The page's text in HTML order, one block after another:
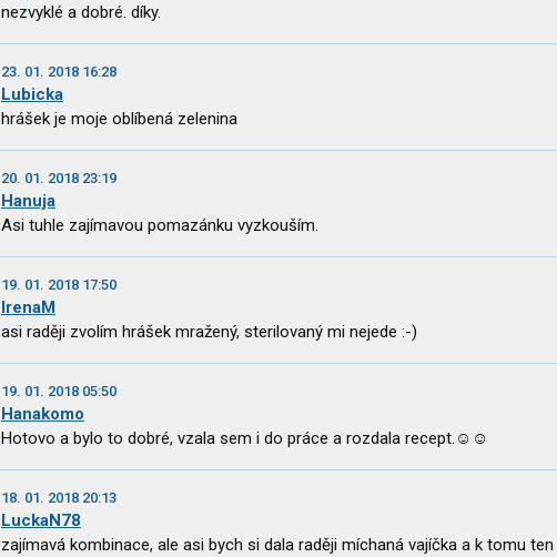
nezvyklé a dobré. díky.
23. 01. 2018 16:28
Lubicka
hrášek je moje oblíbená zelenina
20. 01. 2018 23:19
Hanuja
Asi tuhle zajímavou pomazánku vyzkouším.
19. 01. 2018 17:50
IrenaM
asi raději zvolím hrášek mražený, sterilovaný mi nejede :-)
19. 01. 2018 05:50
Hanakomo
Hotovo a bylo to dobré, vzala sem i do práce a rozdala recept.☺☺
18. 01. 2018 20:13
LuckaN78
zajímavá kombinace, ale asi bych si dala raději míchaná vajíčka a k tomu ten